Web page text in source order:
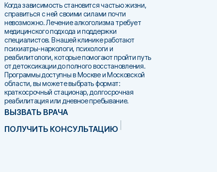
Когда зависимость становится частью жизни,
справиться с ней своими силами почти
невозможно. Лечение алкоголизма требует
медицинского подхода и поддержки
специалистов. В нашей клинике работают
психиатры-наркологи, психологи и
реабилитологи, которые помогают пройти путь
от детоксикации до полного восстановления.
Программы доступны в Москве и Московской
области, вы можете выбрать формат:
краткосрочный стационар, долгосрочная
реабилитация или дневное пребывание.
ВЫЗВАТЬ ВРАЧА
ПОЛУЧИТЬ КОНСУЛЬТАЦИЮ